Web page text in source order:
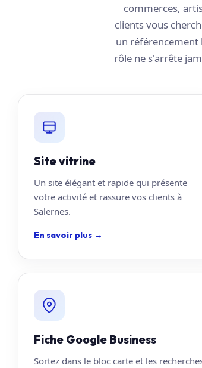
commerces,
clients vous
un référencement
rôle ne s'arrête
Site vitrine
Un site élégant et rapide qui présente
votre activité et rassure vos clients à
Salernes.
En savoir plus →
Fiche Google Business
Sortez dans le bloc carte et les